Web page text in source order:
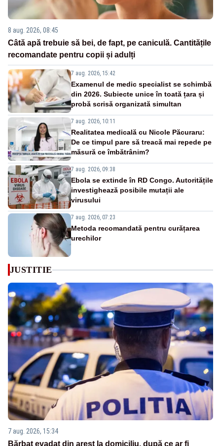
8 aug. 2026, 08:45
Câtă apă trebuie să bei, de fapt, pe caniculă. Cantitățile
recomandate pentru copii și adulți
7 aug. 2026, 15:42
Examenul de medic specialist se schimbă
din 2026. Subiecte unice în toată țara și
probă scrisă organizată simultan
7 aug. 2026, 10:11
Realitatea medicală cu Nicole Păcuraru:
De ce timpul pare să treacă mai repede pe
măsură ce îmbătrânim?
7 aug. 2026, 09:38
Ebola se extinde în RD Congo. Autoritățile
investighează posibile mutații ale
virusului
7 aug. 2026, 07:23
Metoda recomandată pentru curățarea
urechilor
JUSTITIE
7 aug. 2026, 15:34
Bărbat evadat din arest la domiciliu, după ce ar fi